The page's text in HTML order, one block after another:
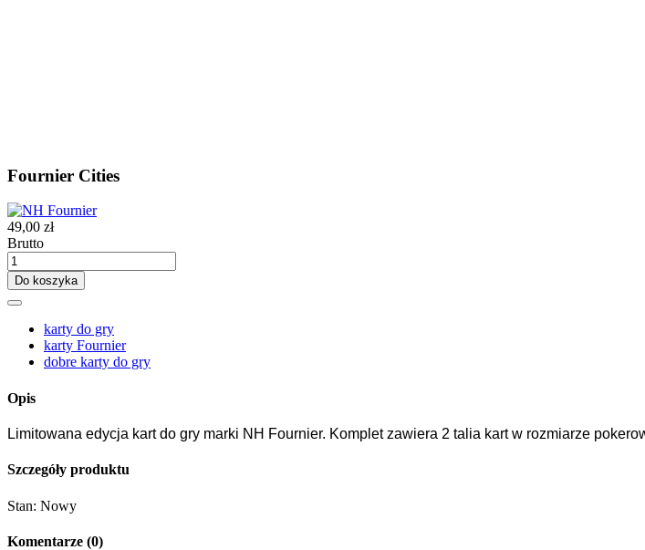
Fournier Cities
49,00 zł
Brutto
Do koszyka
karty do gry
karty Fournier
dobre karty do gry
Opis
Limitowana edycja kart do gry marki NH Fournier. Komplet zawiera 2 talia kart w rozmiarze
Szczegóły produktu
Stan: Nowy
Komentarze (0)